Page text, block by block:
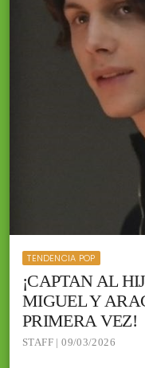
TENDENCIA POP
¡CAPTAN AL
MIGUEL Y
PRIMERA VEZ!
STAFF | 09/03/2026